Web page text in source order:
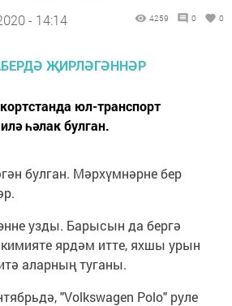
- 14:14 4259 0 0
юл-транспорт
һәлак булган.
булган. Мәрхүмнәрне бер
узды. Барысын да бергә
ярдәм итте, яхшы урын
аларның туганы.
"Volkswagen Polo" руле